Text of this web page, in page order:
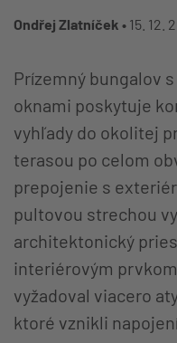
Ondřej Zlatníček • 15. 12.
Prízemný bungalov
oknami poskytuje
vyhľady do okolitej
terasou po celom
prepojenie s
pultovou strechou
architektonický
interiérovým
vyžadoval viacero
ktoré vznikli